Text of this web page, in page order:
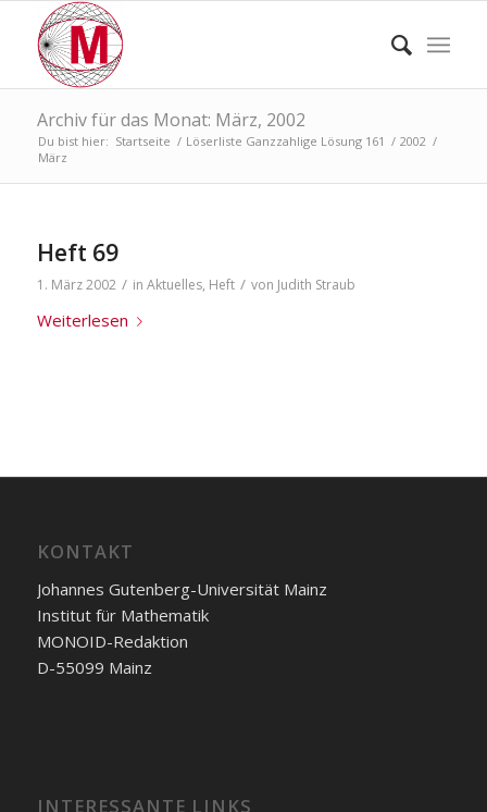
Archiv für das Monat: März, 2002
Du bist hier: Startseite / Löserliste Ganzzahlige Lösung 161 / 2002 /
März
Heft 69
1. März 2002 / in Aktuelles, Heft / von Judith Straub
Weiterlesen
KONTAKT
Johannes Gutenberg-Universität Mainz
Institut für Mathematik
MONOID-Redaktion
D-55099 Mainz
INTERESSANTE LINKS